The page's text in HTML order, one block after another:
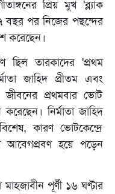
প্রিয় মুখ 'ব্ল্যাক
বছর পর নিজের পছন্দের
করেছেন।
ছিল তারকাদের 'প্রথম
জাহিদ প্রীতম এবং
প্রথমবার ভোট
নির্মাতা জাহিদ
কারণ ভোটকেন্দ্রে
আবেগপ্রবণ হয়ে পড়েন
পূর্ণী ১৬ ঘণ্টার